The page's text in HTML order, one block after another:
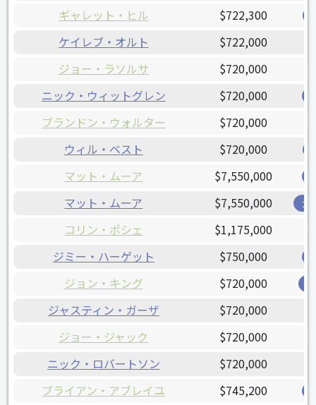
ギャレット・ヒル $722,300
ケイレブ・オルト $722,000
ジョー・ラソルサ
$720,000
ニック・ウィットグレン
$720,000
ブランドン・ウォルター $720,000
ウィル・ベスト $720,000
マット・ムーア $7,550,000
マット・ムーア $7,550,000 ガ
コリン・ポシェ
$1,175,000
ジミー・ハーゲット
$750,000
ジョン・キング $720,000
ジャスティン・ガーザ $720,000
ジョー・ジャック $720,000
ニック・ロバートソン $720,000
ブライアン・アブレイユ $745,200